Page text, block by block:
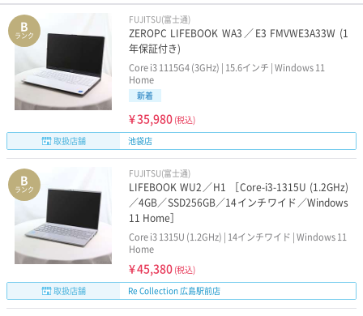
B
ランク
FUJITSU(富士通)
ZEROPC LIFEBOOK WA3／E3 FMVWE3A33W (1
年保証付き)
Core i3 1115G4 (3GHz) | 15.6インチ | Windows 11
Home
新着
¥35,980 (税込)
取扱店舗
池袋店
B
ランク
FUJITSU(富士通)
LIFEBOOK WU2／H1 ［Core-i3-1315U (1.2GHz)
／4GB／SSD256GB／14インチワイド／Windows
11 Home］
Core i3 1315U (1.2GHz) | 14インチワイド | Windows 11
Home
¥45,380 (税込)
取扱店舗
Re Collection 広島駅前店